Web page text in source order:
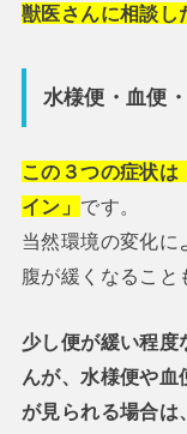
獣医さんに相談し
水様便・血便
この３つの症状
イン」 です。
当然環境の変化に
腹が緩くなること
少し便が緩い程度
んが、水様便や
が見られる場合は